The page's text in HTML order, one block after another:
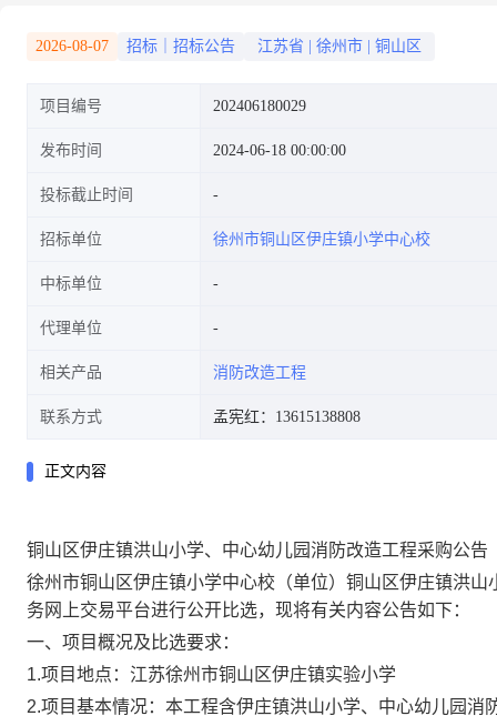
2026-08-07 招标｜招标公告 江苏省 徐州市 铜山区
项目编号 202406180029
发布时间 2024-06-18 00:00:00
投标截止时间
招标单位 徐州市铜山区伊庄镇小学中心校
中标单位
代理单位
相关产品 消防改造工程
联系方式 孟宪红：13615138808
正文内容
铜山区伊庄镇洪山小学、中心幼儿园消防改造工程采购公告
徐州市铜山区伊庄镇小学中心校 （单位） 铜山区伊庄镇洪山
务网上交易平台进行公开比选，现将有关内容公告如下：
一、项目概况及 比选要求：
1.项目地点： 江苏徐州市铜山区伊庄镇实验小学
2.项目基本情况： 本工程含伊庄镇洪山小学、中心幼儿园消